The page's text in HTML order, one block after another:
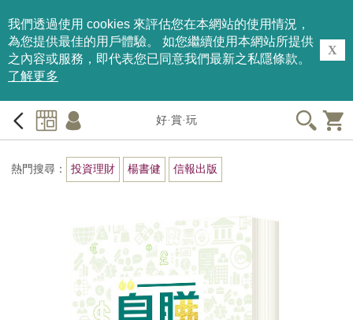
我們透過使用 cookies 來評估您在本網站的使用情況，
為您提供最佳的用戶體驗。 如您繼續使用本網站所提供
之內容或服務，即代表您已同意我們最新之私隱條款。
了解更多
X
好·賞·玩
熱門搜尋： 投資理財 楊書健 信報出版